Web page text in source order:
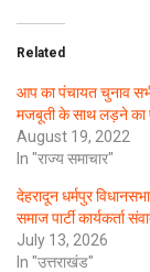
Related
आप का पंचायत चुनाव
मजबूती के साथ लड़ने का
August 19, 2022
In "राज्य समाचार"
देहरादून धर्मपुर
समाज पार्टी कार्यकर्ता
July 13, 2026
In "उत्तराखंड"